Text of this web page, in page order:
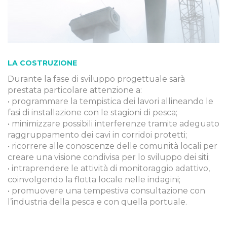
LA COSTRUZIONE
Durante la fase di sviluppo progettuale sarà
prestata particolare attenzione a:
• programmare la tempistica dei lavori allineando le
fasi di installazione con le stagioni di pesca;
• minimizzare possibili interferenze tramite adeguato
raggruppamento dei cavi in corridoi protetti;
• ricorrere alle conoscenze delle comunità locali per
creare una visione condivisa per lo sviluppo dei siti;
• intraprendere le attività di monitoraggio adattivo,
coinvolgendo la flotta locale nelle indagini;
• promuovere una tempestiva consultazione con
l’industria della pesca e con quella portuale.